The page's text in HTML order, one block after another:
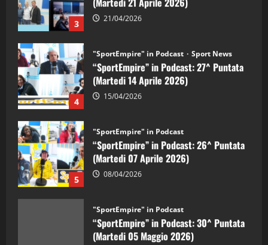
3 21/04/2026
4
“SportEmpire” in Podcast: 27^ Puntata
(Martedi 14 Aprile 2026)
15/04/2026
5
“SportEmpire” in Podcast: 26^ Puntata
(Martedi 07 Aprile 2026)
08/04/2026
“SportEmpire” in Podcast: 30^ Puntata
(Martedi 05 Maggio 2026)
08/05/2026